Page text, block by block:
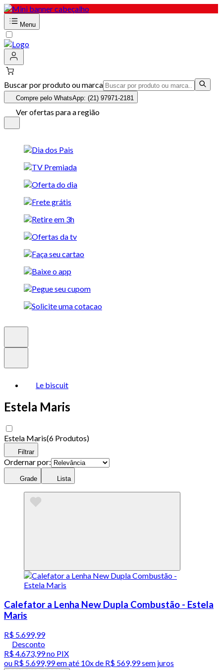
Menu
Buscar por produto ou marca
Compre pelo WhatsApp: (21) 97971-2181
Ver ofertas para a região
Le biscuit
Estela Maris
Estela Maris(6 Produtos)
Filtrar
Ordernar por:
Grade Lista
Calefator a Lenha New Dupla Combustão - Estela
Maris
R$ 5.699,99
Desconto
R$ 4.673,99no PIX
ou R$ 5.699,99em até 10x de R$ 569,99 sem juros